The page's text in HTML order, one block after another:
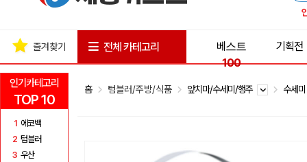
인기카테고리
TOP 10
1 에코백
2 텀블러
3 우산
즐겨찾기 전체 카테고리
베스트
100
기획전
홈 텀블러/주방/식품 앞치마/수세미/행주 수세